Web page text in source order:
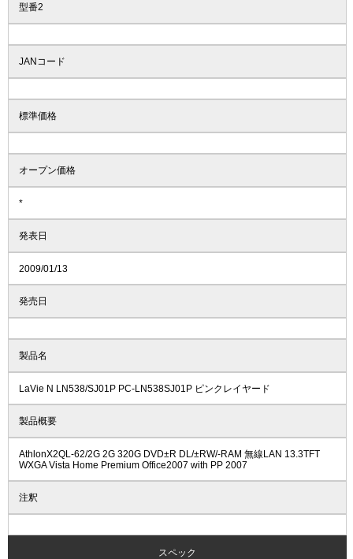
型番2
JANコード
標準価格
オープン価格
*
発表日
2009/01/13
発売日
製品名
LaVie N LN538/SJ01P PC-LN538SJ01P ピンクレイヤード
製品概要
AthlonX2QL-62/2G 2G 320G DVD±R DL/±RW/-RAM 無線LAN 13.3TFT
WXGA Vista Home Premium Office2007 with PP 2007
注釈
スペック